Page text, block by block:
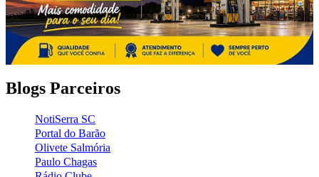
Blogs Parceiros
NotiSerra SC
Portal do Barão
Olivete Salmória
Paulo Chagas